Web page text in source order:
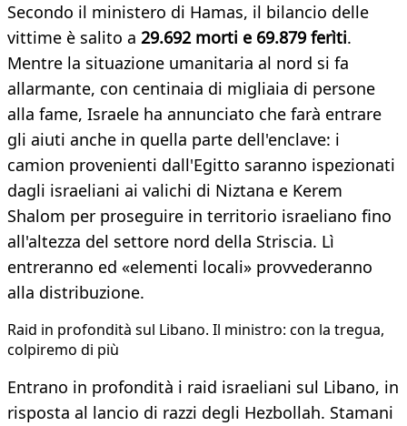
Secondo il ministero di Hamas, il bilancio delle
vittime è salito a 29.692 morti e 69.879 ferìti.
Mentre la situazione umanitaria al nord si fa
allarmante, con centinaia di migliaia di persone
alla fame, Israele ha annunciato che farà entrare
gli aiuti anche in quella parte dell'enclave: i
camion provenienti dall'Egitto saranno ispezionati
dagli israeliani ai valichi di Niztana e Kerem
Shalom per proseguire in territorio israeliano fino
all'altezza del settore nord della Striscia. Lì
entreranno ed «elementi locali» provvederanno
alla distribuzione.
Raid in profondità sul Libano. Il ministro: con la tregua,
colpiremo di più
Entrano in profondità i raid israeliani sul Libano, in
risposta al lancio di razzi degli Hezbollah. Stamani